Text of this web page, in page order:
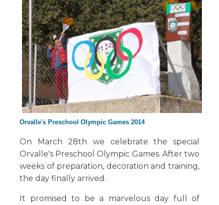
Orvalle's Preschool Olympic Games 2014
On March 28th we celebrate the special
Orvalle's Preschool Olympic Games. After two
weeks of preparation, decoration and training,
the day finally arrived.
It promised to be a marvelous day full of